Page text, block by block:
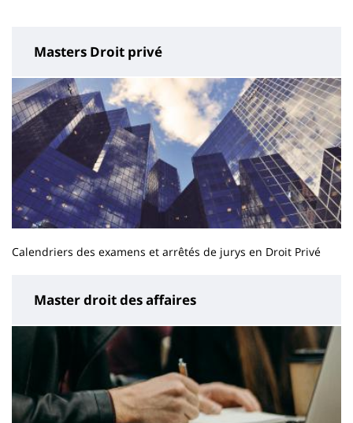
Masters Droit privé
Calendriers des examens et arrêtés de jurys en Droit Privé
Master droit des affaires